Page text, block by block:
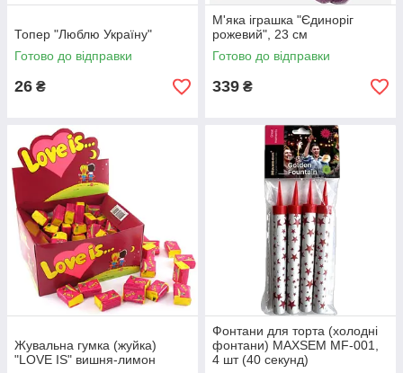
Топер "Люблю Україну"
Готово до відправки
26 ₴
М'яка іграшка "Єдиноріг
рожевий", 23 см
Готово до відправки
339 ₴
Жувальна гумка (жуйка)
"LOVE IS" вишня-лимон
Фонтани для торта (холодні
фонтани) MAXSEM MF-001,
4 шт (40 секунд)